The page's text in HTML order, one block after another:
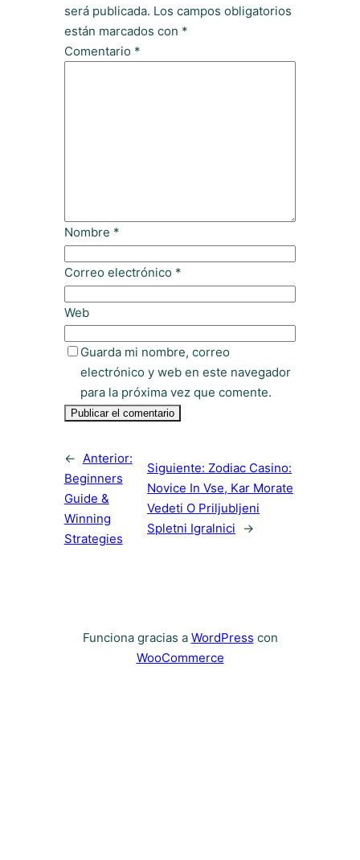
será publicada. Los campos obligatorios
están marcados con *
Comentario *
Nombre *
Correo electrónico *
Web
Guarda mi nombre, correo
electrónico y web en este navegador
para la próxima vez que comente.
← Anterior:
Beginners
Guide &
Winning
Strategies
Siguiente:Zodiac Casino:
Novice In Vse, Kar Morate
Vedeti O Priljubljeni
Spletni Igralnici →
Funciona gracias a WordPress con
WooCommerce